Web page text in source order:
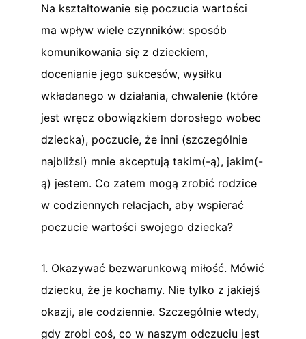
Na kształtowanie się poczucia wartości
ma wpływ wiele czynników: sposób
komunikowania się z dzieckiem,
docenianie jego sukcesów, wysiłku
wkładanego w działania, chwalenie (które
jest wręcz obowiązkiem dorosłego wobec
dziecka), poczucie, że inni (szczególnie
najbliżsi) mnie akceptują takim(-ą), jakim(-
ą) jestem. Co zatem mogą zrobić rodzice
w codziennych relacjach, aby wspierać
poczucie wartości swojego dziecka?
1. Okazywać bezwarunkową miłość. Mówić
dziecku, że je kochamy. Nie tylko z jakiejś
okazji, ale codziennie. Szczególnie wtedy,
gdy zrobi coś, co w naszym odczuciu jest